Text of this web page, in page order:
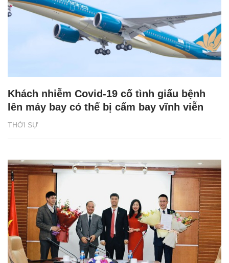
THỜI SỰ
Khách nhiễm Covid-19 cố tình giấu bệnh
lên máy bay có thể bị cấm bay vĩnh viễn